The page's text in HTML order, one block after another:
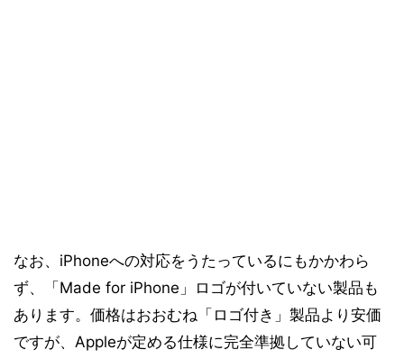
なお、iPhoneへの対応をうたっているにもかかわら
ず、「Made for iPhone」ロゴが付いていない製品も
あります。価格はおおむね「ロゴ付き」製品より安価
ですが、Appleが定める仕様に完全準拠していない可